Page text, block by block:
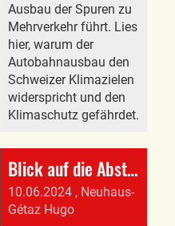
Ausbau der Spuren zu
Mehrverkehr führt. Lies
hier, warum der
Autobahnausbau den
Schweizer Klimazielen
widerspricht und den
Klimaschutz gefährdet.
Blick auf die Abstimmungen in Bottmingen
10.06.2024 , Neuhaus-
Gétaz Hugo